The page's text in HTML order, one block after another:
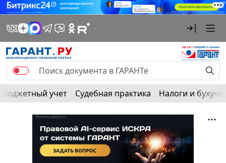
Бюджетный учет Судебная практика Налоги и